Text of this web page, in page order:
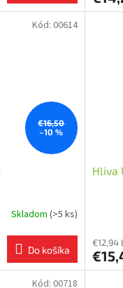
€16,50
–10 %
Skladom (>5 ks)
Do košíka
Kód: 00614
Hliva
€12,94
Kód: 00718